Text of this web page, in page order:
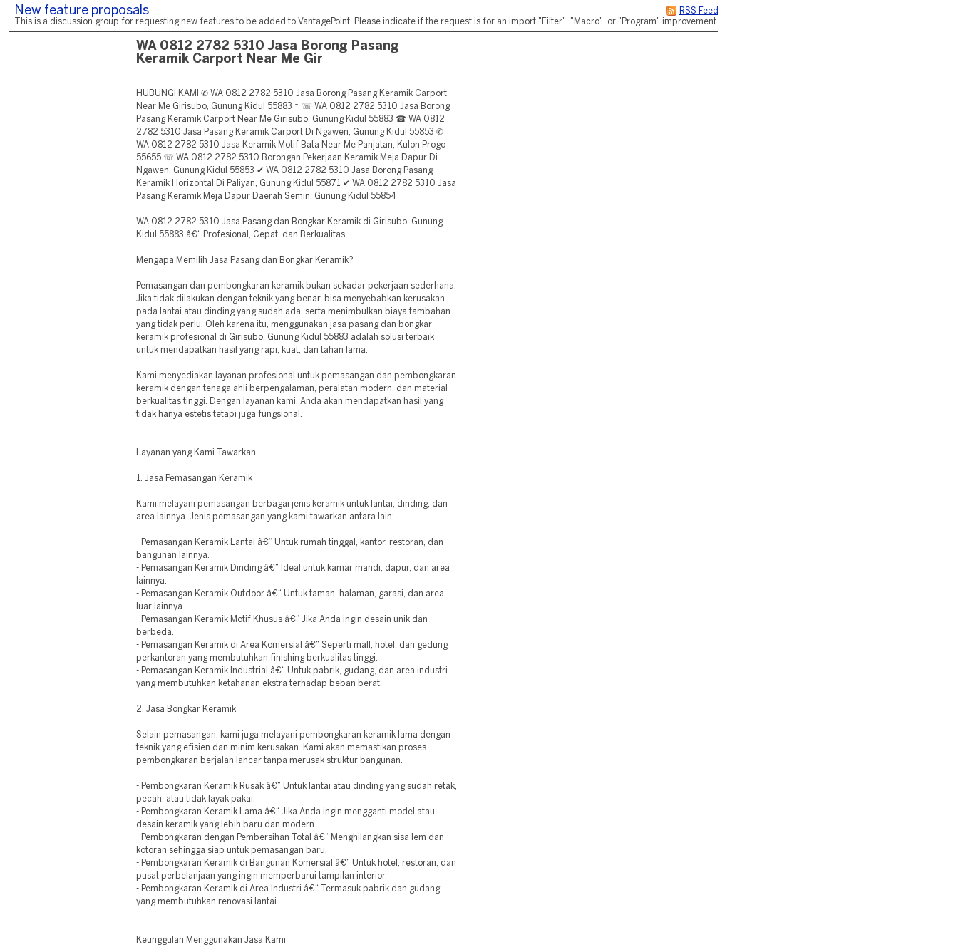
RSS Feed
New feature proposals
This is a discussion group for requesting new features to be added to VantagePoint. Please indicate if the request is for an import "Filter", "Macro", or "Program" improvement.
WA 0812 2782 5310 Jasa Borong Pasang
Keramik Carport Near Me Gir
HUBUNGI KAMI ✆ WA 0812 2782 5310 Jasa Borong Pasang Keramik Carport
Near Me Girisubo, Gunung Kidul 55883 ~ ☏ WA 0812 2782 5310 Jasa Borong
Pasang Keramik Carport Near Me Girisubo, Gunung Kidul 55883 ☎ WA 0812
2782 5310 Jasa Pasang Keramik Carport Di Ngawen, Gunung Kidul 55853 ✆
WA 0812 2782 5310 Jasa Keramik Motif Bata Near Me Panjatan, Kulon Progo
55655 ☏ WA 0812 2782 5310 Borongan Pekerjaan Keramik Meja Dapur Di
Ngawen, Gunung Kidul 55853 ✔ WA 0812 2782 5310 Jasa Borong Pasang
Keramik Horizontal Di Paliyan, Gunung Kidul 55871 ✔ WA 0812 2782 5310 Jasa
Pasang Keramik Meja Dapur Daerah Semin, Gunung Kidul 55854
WA 0812 2782 5310 Jasa Pasang dan Bongkar Keramik di Girisubo, Gunung
Kidul 55883 â€“ Profesional, Cepat, dan Berkualitas
Mengapa Memilih Jasa Pasang dan Bongkar Keramik?
Pemasangan dan pembongkaran keramik bukan sekadar pekerjaan sederhana.
Jika tidak dilakukan dengan teknik yang benar, bisa menyebabkan kerusakan
pada lantai atau dinding yang sudah ada, serta menimbulkan biaya tambahan
yang tidak perlu. Oleh karena itu, menggunakan jasa pasang dan bongkar
keramik profesional di Girisubo, Gunung Kidul 55883 adalah solusi terbaik
untuk mendapatkan hasil yang rapi, kuat, dan tahan lama.
Kami menyediakan layanan profesional untuk pemasangan dan pembongkaran
keramik dengan tenaga ahli berpengalaman, peralatan modern, dan material
berkualitas tinggi. Dengan layanan kami, Anda akan mendapatkan hasil yang
tidak hanya estetis tetapi juga fungsional.
Layanan yang Kami Tawarkan
1. Jasa Pemasangan Keramik
Kami melayani pemasangan berbagai jenis keramik untuk lantai, dinding, dan
area lainnya. Jenis pemasangan yang kami tawarkan antara lain:
- Pemasangan Keramik Lantai â€“ Untuk rumah tinggal, kantor, restoran, dan
bangunan lainnya.
- Pemasangan Keramik Dinding â€“ Ideal untuk kamar mandi, dapur, dan area
lainnya.
- Pemasangan Keramik Outdoor â€“ Untuk taman, halaman, garasi, dan area
luar lainnya.
- Pemasangan Keramik Motif Khusus â€“ Jika Anda ingin desain unik dan
berbeda.
- Pemasangan Keramik di Area Komersial â€“ Seperti mall, hotel, dan gedung
perkantoran yang membutuhkan finishing berkualitas tinggi.
- Pemasangan Keramik Industrial â€“ Untuk pabrik, gudang, dan area industri
yang membutuhkan ketahanan ekstra terhadap beban berat.
2. Jasa Bongkar Keramik
Selain pemasangan, kami juga melayani pembongkaran keramik lama dengan
teknik yang efisien dan minim kerusakan. Kami akan memastikan proses
pembongkaran berjalan lancar tanpa merusak struktur bangunan.
- Pembongkaran Keramik Rusak â€“ Untuk lantai atau dinding yang sudah retak,
pecah, atau tidak layak pakai.
- Pembongkaran Keramik Lama â€“ Jika Anda ingin mengganti model atau
desain keramik yang lebih baru dan modern.
- Pembongkaran dengan Pembersihan Total â€“ Menghilangkan sisa lem dan
kotoran sehingga siap untuk pemasangan baru.
- Pembongkaran Keramik di Bangunan Komersial â€“ Untuk hotel, restoran, dan
pusat perbelanjaan yang ingin memperbarui tampilan interior.
- Pembongkaran Keramik di Area Industri â€“ Termasuk pabrik dan gudang
yang membutuhkan renovasi lantai.
Keunggulan Menggunakan Jasa Kami